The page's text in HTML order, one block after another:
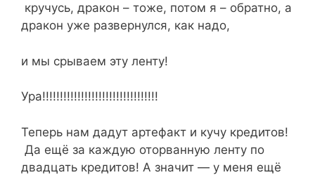
кручусь, дракон – тоже, потом я – обратно, а
дракон уже развернулся, как надо,
и мы срываем эту ленту!
Ура!!!!!!!!!!!!!!!!!!!!!!!!!!!!!!!!!
Теперь нам дадут артефакт и кучу кредитов!
Да ещё за каждую оторванную ленту по
двадцать кредитов! А значит — у меня ещё